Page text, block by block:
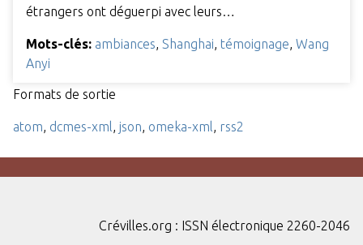
étrangers ont déguerpi avec leurs…
Mots-clés: ambiances Shanghai témoignage Wang
Anyi
Formats de sortie
atom dcmes-xml json omeka-xml rss2
Crévilles.org : ISSN électronique 2260-2046